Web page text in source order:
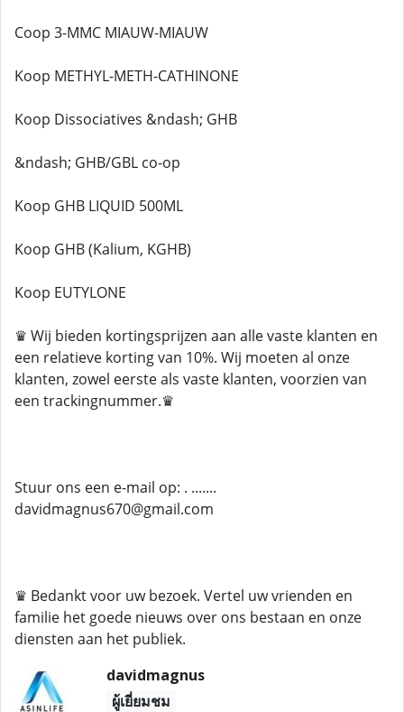
Coop 3-MMC MIAUW-MIAUW
Koop METHYL-METH-CATHINONE
Koop Dissociatives &ndash; GHB
&ndash; GHB/GBL co-op
Koop GHB LIQUID 500ML
Koop GHB (Kalium, KGHB)
Koop EUTYLONE
♛ Wij bieden kortingsprijzen aan alle vaste klanten en
een relatieve korting van 10%. Wij moeten al onze
klanten, zowel eerste als vaste klanten, voorzien van
een trackingnummer.♛
Stuur ons een e-mail op: . .......
davidmagnus670@gmail.com
♛ Bedankt voor uw bezoek. Vertel uw vrienden en
familie het goede nieuws over ons bestaan ​​en onze
diensten aan het publiek.
davidmagnus
ผู้เยี่ยมชม